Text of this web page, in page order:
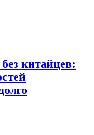
китайцев: